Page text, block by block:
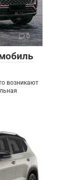
0
возникают